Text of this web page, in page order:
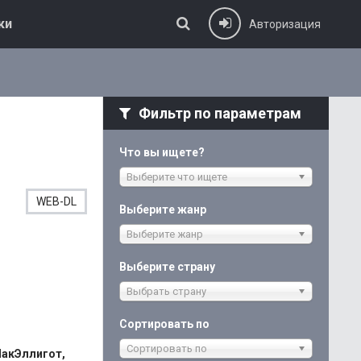
Авторизация
WEB-DL
Фильтр по параметрам
Что вы ищете?
Выберите что ищете
Выберите жанр
Выберите жанр
Выберите страну
Выбрать страну
Сортировать по
Сортировать по